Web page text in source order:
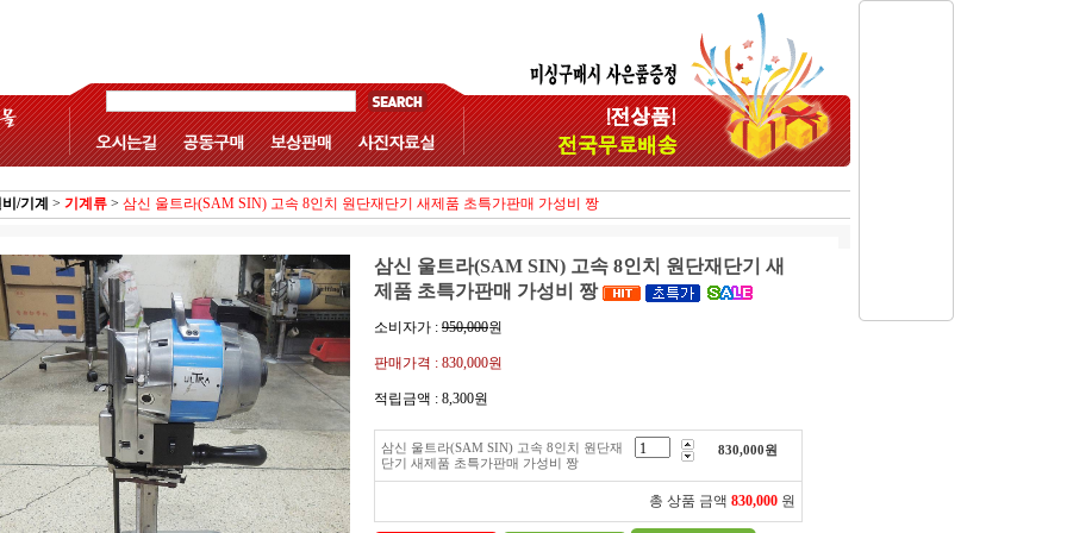
/기계 > 기계류 > 삼신 울트라(SAM SIN) 고속 8인치 원단재단기 새제품 초특가판매 가성비 짱
삼신 울트라(SAM SIN) 고속 8인치 원단재단기 새
제품 초특가판매 가성비 짱
소비자가 : 950,000원
판매가격 : 830,000원
적립금액 : 8,300원
삼신 울트라(SAM SIN) 고속 8인치 원단재
단기 새제품 초특가판매 가성비 짱
830,000원
총 상품 금액 830,000 원